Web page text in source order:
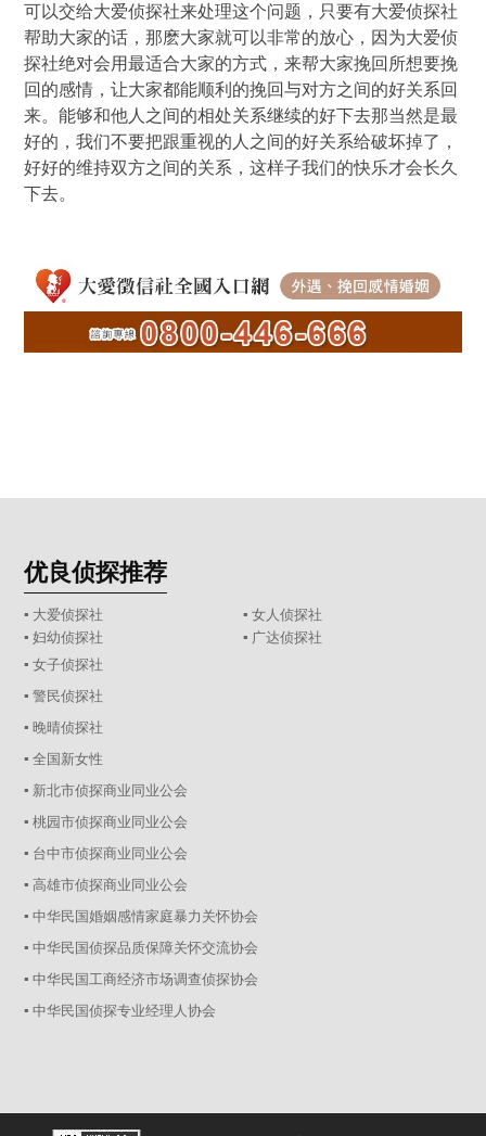
可以交给大爱侦探社来处理这个问题，只要有大爱侦探社
帮助大家的话，那麽大家就可以非常的放心，因为大爱侦
探社绝对会用最适合大家的方式，来帮大家挽回所想要挽
回的感情，让大家都能顺利的挽回与对方之间的好关系回
来。能够和他人之间的相处关系继续的好下去那当然是最
好的，我们不要把跟重视的人之间的好关系给破坏掉了，
好好的维持双方之间的关系，这样子我们的快乐才会长久
下去。
优良侦探推荐
▪ 大爱侦探社
▪ 女人侦探社
▪ 妇幼侦探社
▪ 广达侦探社
▪ 女子侦探社
▪ 警民侦探社
▪ 晚晴侦探社
▪ 全国新女性
▪ 新北市侦探商业同业公会
▪ 桃园市侦探商业同业公会
▪ 台中市侦探商业同业公会
▪ 高雄市侦探商业同业公会
▪ 中华民国婚姻感情家庭暴力关怀协会
▪ 中华民国侦探品质保障关怀交流协会
▪ 中华民国工商经济市场调查侦探协会
▪ 中华民国侦探专业经理人协会